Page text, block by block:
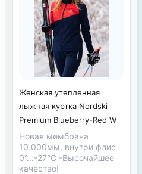
Женская утепленная
лыжная куртка Nordski
Premium Blueberry-Red W
Новая мембрана
10.000мм, внутри флис
0°...-27°С -Высочайшее
качество!